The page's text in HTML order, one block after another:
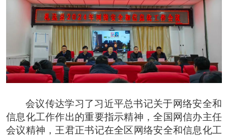
会议传达学习了习近平总书记关于网络安全和
信息化工作作出的重要指示精神，全国网信办主任
会议精神，王君正书记在全区网络安全和信息化工